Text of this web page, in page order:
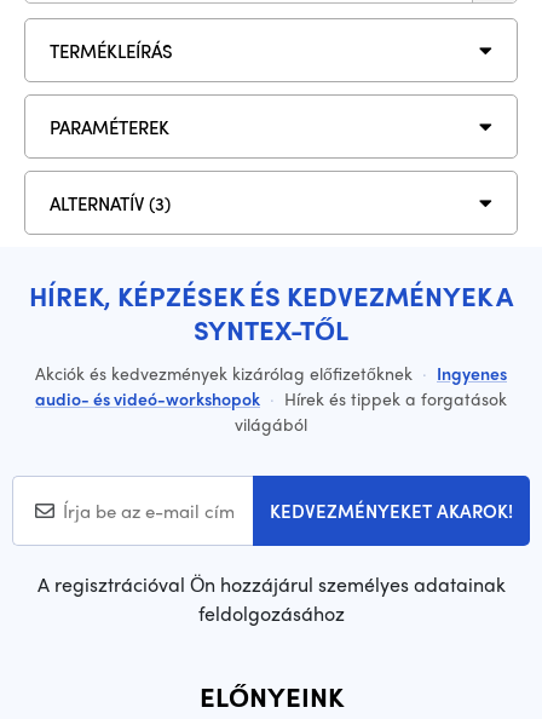
TERMÉKLEÍRÁS
PARAMÉTEREK
ALTERNATÍV (3)
HÍREK, KÉPZÉSEK ÉS KEDVEZMÉNYEK A
SYNTEX-TŐL
Akciók és kedvezmények kizárólag előfizetőknek · Ingyenes
audio- és videó-workshopok · Hírek és tippek a forgatások
világából
KEDVEZMÉNYEKET AKAROK!
A regisztrációval Ön hozzájárul személyes adatainak
feldolgozásához
ELŐNYEINK